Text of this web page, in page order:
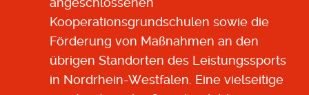
Kooperationsgrundschulen sowie die
Förderung von Maßnahmen an den
übrigen Standorten des Leistungssports
in Nordrhein-Westfalen. Eine vielseitige